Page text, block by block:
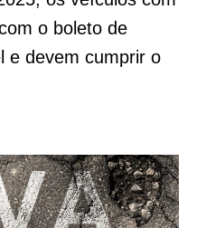
o boleto de
e devem cumprir o